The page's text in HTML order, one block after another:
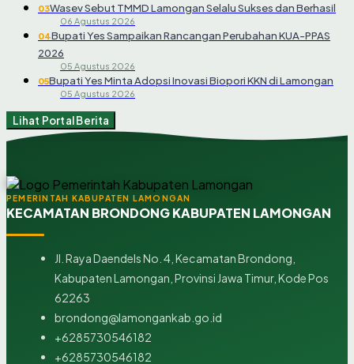
03Wasev Sebut TMMD Lamongan Selalu Sukses dan Berhasil
06 Agustus 2026
04Bupati Yes Sampaikan Rancangan Perubahan KUA-PPAS
2026
05 Agustus 2026
05Bupati Yes Minta Adopsi Inovasi Biopori KKN di Lamongan
05 Agustus 2026
Lihat Portal Berita
PEMERINTAH KABUPATEN LAMONGAN
KECAMATAN BRONDONG KABUPATEN LAMONGAN
Jl. Raya Daendels No. 4, Kecamatan Brondong,
Kabupaten Lamongan, Provinsi Jawa Timur, Kode Pos
62263
brondong@lamongankab.go.id
+6285730546182
+6285730546182